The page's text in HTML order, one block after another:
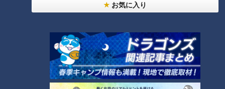
お気に入り